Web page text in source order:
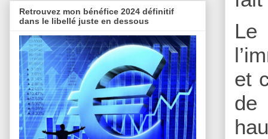
Le
et
de
Retrouvez mon bénéfice 2024 définitif
dans le libellé juste en dessous